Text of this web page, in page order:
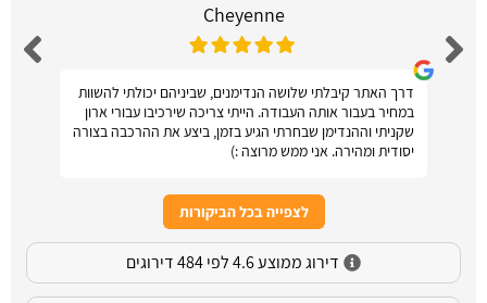
Cheyenne
דרך האתר קיבלתי שלושה הנדימנים, שביניהם יכולתי להשוות
במחיר בעבור אותה העבודה. הייתי צריכה שירכיבו עבורי ארון
שקניתי וההנדימן שבחרתי הגיע בזמן, ביצע את ההרכבה בצורה
יסודית ומהירה. אני ממש מרוצה :)
לצפייה בכל הביקורות
דירוג ממוצע 4.6 לפי 484 דירוגים